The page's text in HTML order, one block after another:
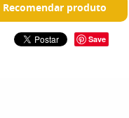
Recomendar produto
Save